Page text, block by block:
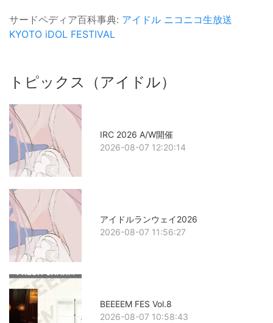
サードペディア百科事典: アイドル ニコニコ生放送
KYOTO iDOL FESTIVAL
トピックス（アイドル）
IRC 2026 A/W開催
2026-08-07 12:20:14
アイドルランウェイ2026
2026-08-07 11:56:27
BEEEEM FES Vol.8
2026-08-07 10:58:43